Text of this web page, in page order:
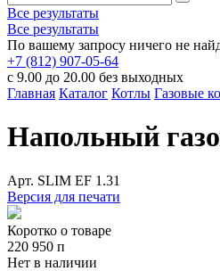
Все результаты
Все результаты
По вашему запросу ничего не
+7 (812) 907-05-64
с 9.00 до 20.00 без выходных
Главная Каталог Котлы Газовые
Напольный
Арт. SLIM EF 1.31
Версия для печати
Коротко о товаре
220 950 п
Нет в наличии